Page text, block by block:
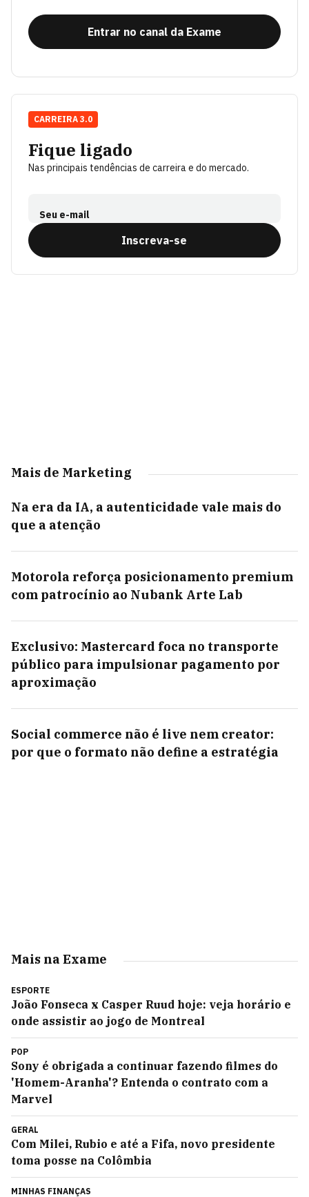
Entrar no canal da Exame
Fique ligado
Nas principais tendências de carreira e do mercado.
Seu e-mail
Inscreva-se
CARREIRA 3.0
Mais de Marketing
Na era da IA, a autenticidade vale mais do
que a atenção
Motorola reforça posicionamento premium
com patrocínio ao Nubank Arte Lab
Exclusivo: Mastercard foca no transporte
público para impulsionar pagamento por
aproximação
Social commerce não é live nem creator:
por que o formato não define a estratégia
Mais na Exame
ESPORTE
João Fonseca x Casper Ruud hoje: veja horário e
onde assistir ao jogo de Montreal
POP
Sony é obrigada a continuar fazendo filmes do
'Homem-Aranha'? Entenda o contrato com a
Marvel
GERAL
Com Milei, Rubio e até a Fifa, novo presidente
toma posse na Colômbia
MINHAS FINANÇAS